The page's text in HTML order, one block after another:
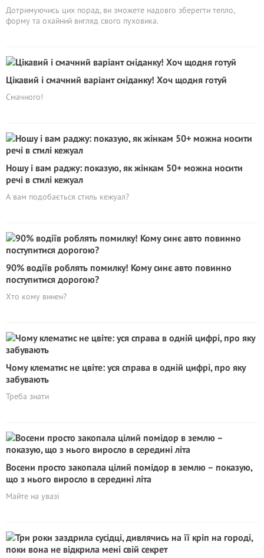
Дотримуючись цих порад, ви зможете надовго зберегти тепло,
форму та охайний вигляд свого пуховика.
Цікавий і смачний варіант сніданку! Хоч щодня готуй
Смачного!
Ношу і вам раджу: показую, як жінкам 50+ можна носити
речі в стилі кежуал
А вам подобається стиль кежуал?
90% водіїв роблять помилку! Кому синє авто повинно
поступитися дорогою?
Хто кому винен?
Чому клематис не цвіте: уся справа в одній цифрі, про яку
забувають
Треба знати
Восени просто закопала цілий помідор в землю – показую,
що з нього виросло в середині літа
Майте на увазі